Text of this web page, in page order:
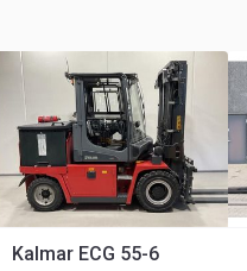
Kalmar ECG 55-6